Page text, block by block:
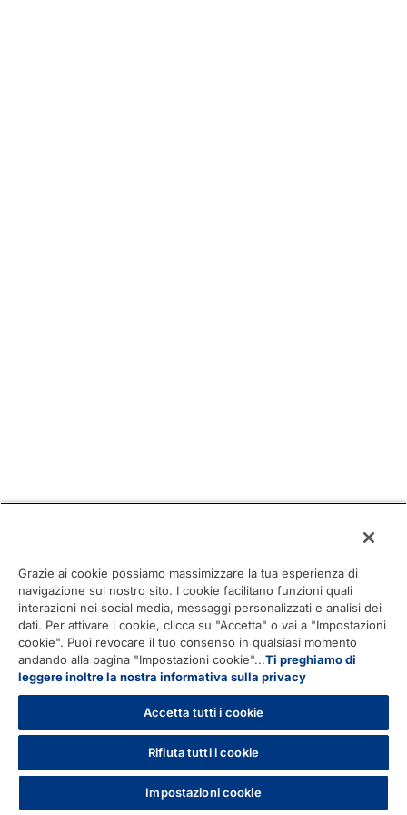
Grazie ai cookie possiamo massimizzare la tua esperienza di
navigazione sul nostro sito. I cookie facilitano funzioni quali
interazioni nei social media, messaggi personalizzati e analisi dei
dati. Per attivare i cookie, clicca su "Accetta" o vai a "Impostazioni
cookie". Puoi revocare il tuo consenso in qualsiasi momento
andando alla pagina "Impostazioni cookie"...Ti preghiamo di
leggere inoltre la nostra informativa sulla privacy
Accetta tutti i cookie
Rifiuta tutti i cookie
Impostazioni cookie